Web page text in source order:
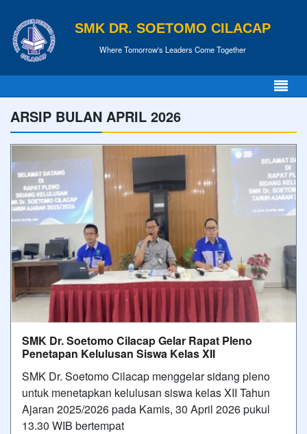
SMK DR. SOETOMO CILACAP
Where Tomorrow's Leaders Come Together
ARSIP BULAN APRIL 2026
SMK Dr. Soetomo Cilacap Gelar Rapat Pleno
Penetapan Kelulusan Siswa Kelas XII
SMK Dr. Soetomo Cilacap menggelar sidang pleno
untuk menetapkan kelulusan siswa kelas XII Tahun
Ajaran 2025/2026 pada Kamis, 30 April 2026 pukul
13.30 WIB bertempat